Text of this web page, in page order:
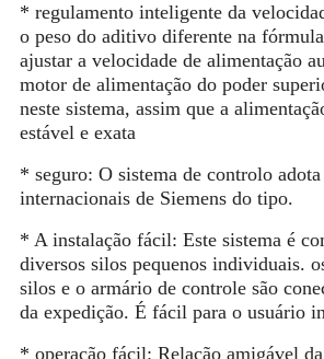
* regulamento inteligente da
o peso do aditivo diferente na
ajustar a velocidade de alimentação
motor de alimentação do poder
neste sistema, assim que a
estável e exata
* seguro: O sistema de controlo
internacionais de Siemens do tipo.
* A instalação fácil: Este sistema é
diversos silos pequenos individuais.
silos e o armário de controle são
da expedição. É fácil para o usuário
* operação fácil: Relação amigável